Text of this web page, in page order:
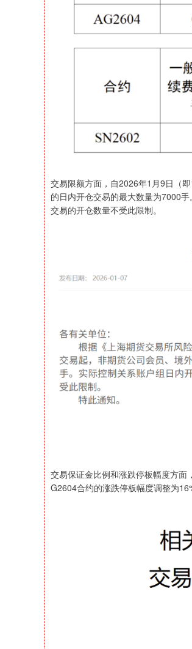
交易限额方面，自2026年1月9日（
的日内开仓交易的最大数量为7000
交易的开仓数量不受此限制。
交易保证金比例和涨跌停板幅度方
G2604合约的涨跌停板幅度调整为